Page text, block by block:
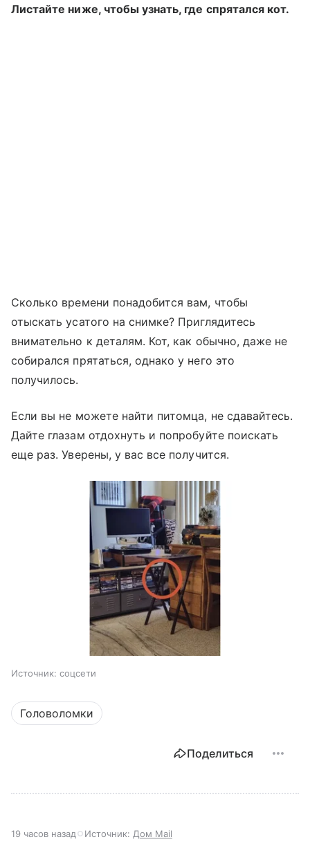
Листайте ниже, чтобы узнать, где спрятался кот.
Сколько времени понадобится вам, чтобы
отыскать усатого на снимке? Приглядитесь
внимательно к деталям. Кот, как обычно, даже не
собирался прятаться, однако у него это
получилось.
Если вы не можете найти питомца, не сдавайтесь.
Дайте глазам отдохнуть и попробуйте поискать
еще раз. Уверены, у вас все получится.
Источник: соцсети
Головоломки
Поделиться
19 часов назад Источник: Дом Mail